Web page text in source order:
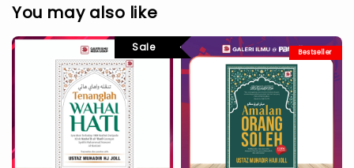
You may also like
Sale Bestseller